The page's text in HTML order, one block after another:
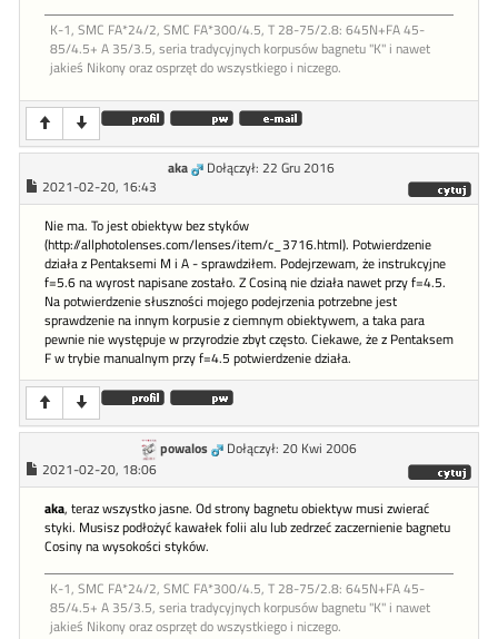
K-1, SMC FA*24/2, SMC FA*300/4.5, T 28-75/2.8: 645N+FA 45-
85/4.5+ A 35/3.5, seria tradycyjnych korpusów bagnetu "K" i nawet
jakieś Nikony oraz osprzęt do wszystkiego i niczego.
aka
Dołączył: 22 Gru 2016
2021-02-20, 16:43
Nie ma. To jest obiektyw bez styków
(http://allphotolenses.com/lenses/item/c_3716.html). Potwierdzenie
działa z Pentaksemi M i A - sprawdziłem. Podejrzewam, że instrukcyjne
f=5.6 na wyrost napisane zostało. Z Cosiną nie działa nawet przy f=4.5.
Na potwierdzenie słuszności mojego podejrzenia potrzebne jest
sprawdzenie na innym korpusie z ciemnym obiektywem, a taka para
pewnie nie występuje w przyrodzie zbyt często. Ciekawe, że z Pentaksem
F w trybie manualnym przy f=4.5 potwierdzenie działa.
powalos
Dołączył: 20 Kwi 2006
2021-02-20, 18:06
aka, teraz wszystko jasne. Od strony bagnetu obiektyw musi zwierać
styki. Musisz podłożyć kawałek folii alu lub zedrzeć zaczernienie bagnetu
Cosiny na wysokości styków.
K-1, SMC FA*24/2, SMC FA*300/4.5, T 28-75/2.8: 645N+FA 45-
85/4.5+ A 35/3.5, seria tradycyjnych korpusów bagnetu "K" i nawet
jakieś Nikony oraz osprzęt do wszystkiego i niczego.